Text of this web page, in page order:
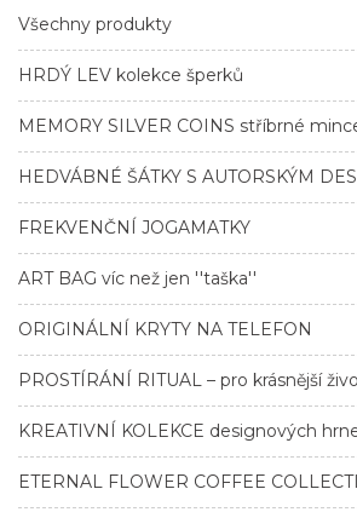
Všechny produkty
HRDÝ LEV kolekce šperků
MEMORY SILVER COINS stříbrné
HEDVÁBNÉ ŠÁTKY S AUTORSKÝM
FREKVENČNÍ JOGAMATKY
ART BAG víc než jen ''taška''
ORIGINÁLNÍ KRYTY NA TELEFON
PROSTÍRÁNÍ RITUAL – pro krásnější
KREATIVNÍ KOLEKCE designových
ETERNAL FLOWER COFFEE